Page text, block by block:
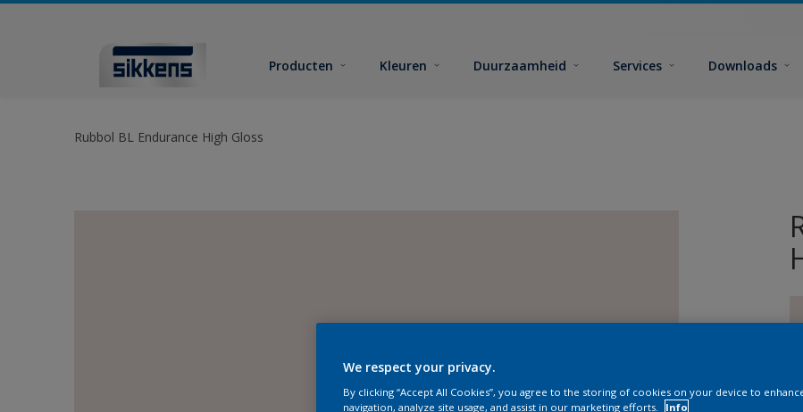
Producten Kleuren Duurzaamheid Services Downloads
Rubbol BL Endurance High Gloss
We respect your privacy.
By clicking “Accept All Cookies”, you agree to the storing of cookies on your device to
navigation, analyze site usage, and assist in our marketing efforts.
Info